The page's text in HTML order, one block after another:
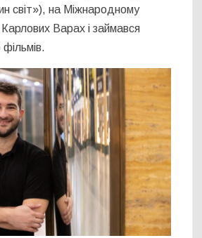
світ»), на Міжнародному
Карлових Варах і займався